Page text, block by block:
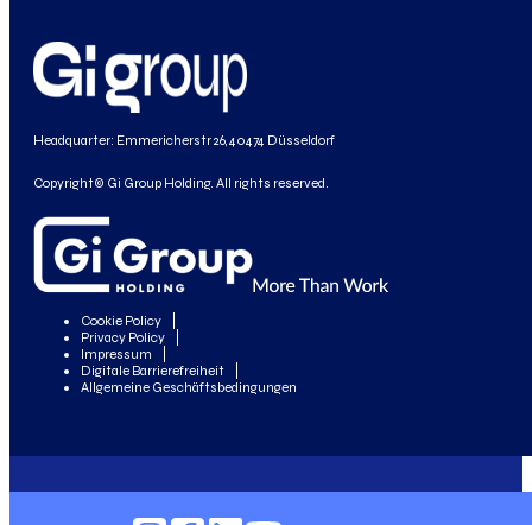
Headquarter: Emmericherstr 26, 40474 Düsseldorf
Copyright© Gi Group Holding. All rights reserved.
Cookie Policy
Privacy Policy
Impressum
Digitale Barrierefreiheit
Allgemeine Geschäftsbedingungen